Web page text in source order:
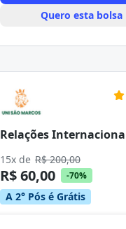
Quero esta bolsa
Relações
15x de R$ 200,00
R$ 60,00 -70%
A 2° Pós é Grátis